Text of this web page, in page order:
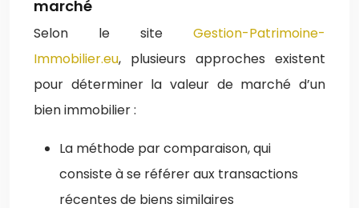
marché
Selon le site Gestion-Patrimoine-
Immobilier.eu, plusieurs approches existent
pour déterminer la valeur de marché d’un
bien immobilier :
La méthode par comparaison, qui
consiste à se référer aux transactions
récentes de biens similaires